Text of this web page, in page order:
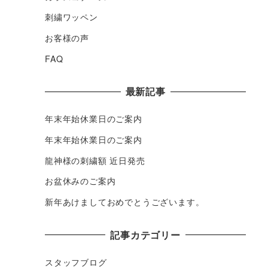
刺繍ワッペン
お客様の声
FAQ
最新記事
年末年始休業日のご案内
年末年始休業日のご案内
龍神様の刺繍額 近日発売
お盆休みのご案内
新年あけましておめでとうございます。
記事カテゴリー
スタッフブログ